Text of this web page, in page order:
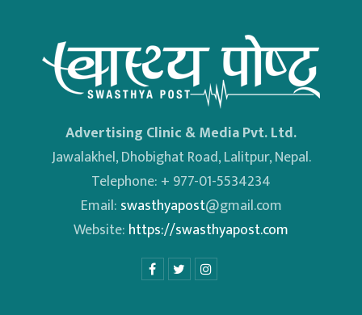
Advertising Clinic & Media Pvt. Ltd.
Jawalakhel, Dhobighat Road, Lalitpur, Nepal.
Telephone: + 977-01-5534234
Email: swasthyapost@gmail.com
Website: https://swasthyapost.com